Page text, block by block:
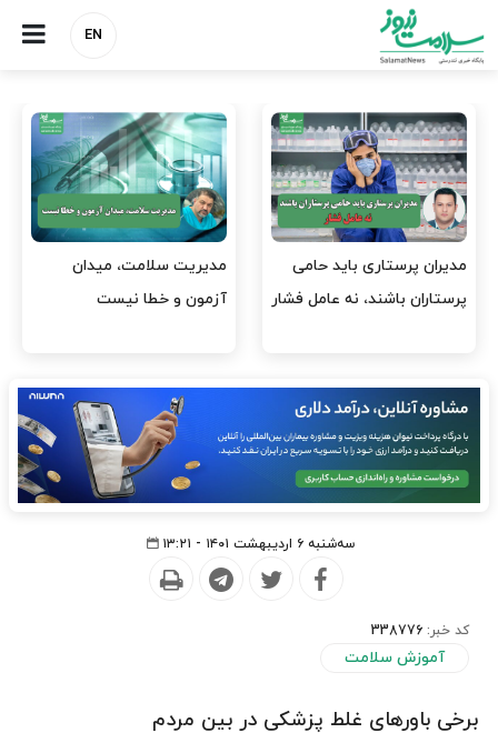
EN
وقت وزیر بهداشت باید صرف
افتتاح پروژه‌ها شود؟
واردات دارو و کالاهای اساسی
باید در اولویت تخصیص ارز
سه‌شنبه ۶ اردیبهشت ۱۴۰۱ - ۱۳:۲۱
کد خبر: 338776
آموزش سلامت
برخی باورهای غلط پزشکی در بین مردم